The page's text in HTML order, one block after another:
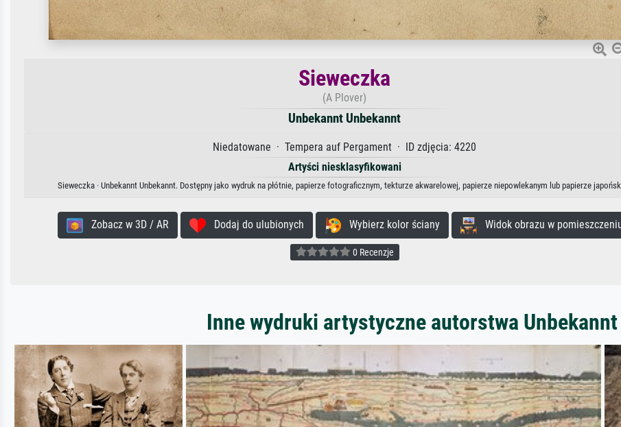
Sieweczka
(A Plover)
Unbekannt Unbekannt
Niedatowane · Tempera auf Pergament · ID zdjęcia: 4220
Artyści niesklasyfikowani
Sieweczka · Unbekannt Unbekannt. Dostępny jako wydruk na płótnie, papierze fotograficznym, tekturze akwarelowej, papierze niepowlekanym lub papierze
Zobacz w 3D / AR Dodaj do ulubionych Wybierz kolor ściany Widok obrazu w
0 Recenzje
Inne wydruki artystyczne autorstwa